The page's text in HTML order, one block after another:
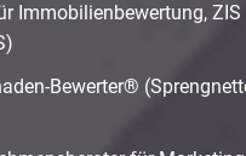
Immobilienbewertung, ZIS
Bewerter®